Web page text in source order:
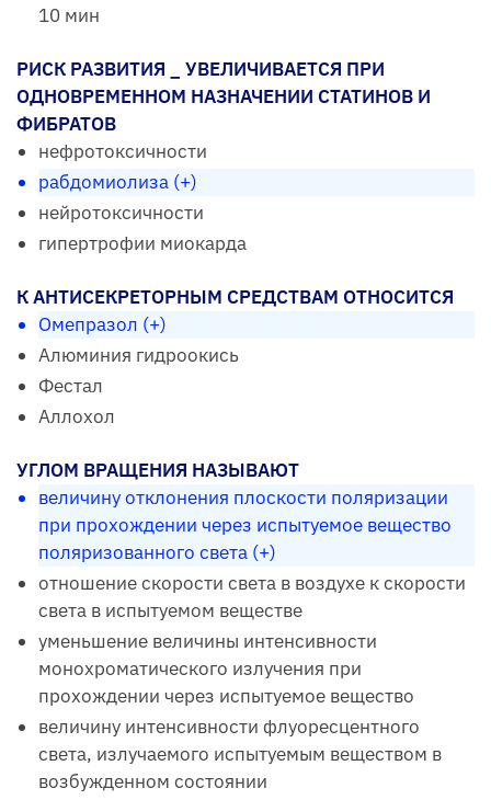
10 мин
РИСК РАЗВИТИЯ _ УВЕЛИЧИВАЕТСЯ ПРИ
ОДНОВРЕМЕННОМ НАЗНАЧЕНИИ СТАТИНОВ И
ФИБРАТОВ
нефротоксичности
рабдомиолиза (+)
нейротоксичности
гипертрофии миокарда
К АНТИСЕКРЕТОРНЫМ СРЕДСТВАМ ОТНОСИТСЯ
Омепразол (+)
Алюминия гидроокись
Фестал
Аллохол
УГЛОМ ВРАЩЕНИЯ НАЗЫВАЮТ
величину отклонения плоскости поляризации
при прохождении через испытуемое вещество
поляризованного света (+)
отношение скорости света в воздухе к скорости
света в испытуемом веществе
уменьшение величины интенсивности
монохроматического излучения при
прохождении через испытуемое вещество
величину интенсивности флуоресцентного
света, излучаемого испытуемым веществом в
возбужденном состоянии